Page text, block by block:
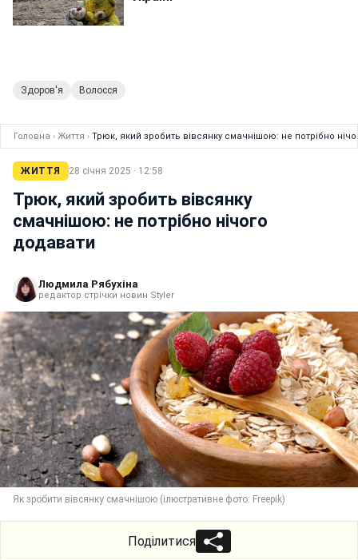
Здоров'я Волосся
Головна › Життя › Трюк, який зробить вівсянку смачнішою: не потрібно
ЖИТТЯ 28 січня 2025 · 12:58
Трюк, який зробить вівсянку
смачнішою: не потрібно нічого
додавати
Людмила Рябухіна
редактор стрічки новин Styler
Як зробити вівсянку смачнішою (ілюстративне фото: Freepik)
Поділитися